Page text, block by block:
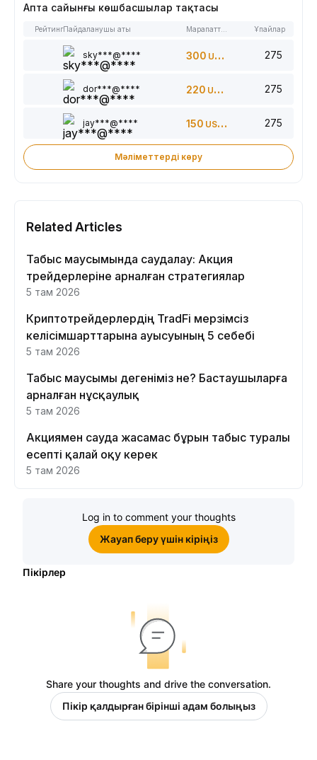
Апта сайынғы көшбасшылар тақтасы
РейтингПайдаланушы аты Ұпайлар
sky***@**** 300 USDT 275
dor***@**** 220 USDT 275
jay***@**** 150 USDT 275
Мәліметтерді көру
Related Articles
Табыс маусымында саудалау: Акция
трейдерлеріне арналған стратегиялар
5 там 2026
Криптотрейдерлердің TradFi мерзімсіз
келісімшарттарына ауысуының 5 себебі
5 там 2026
Табыс маусымы дегеніміз не? Бастаушыларға
арналған нұсқаулық
5 там 2026
Акциямен сауда жасамас бұрын табыс туралы
есепті қалай оқу керек
5 там 2026
Log in to comment your thoughts
Жауап беру үшін кіріңіз
Пікірлер
Share your thoughts and drive the conversation.
Пікір қалдырған бірінші адам болыңыз